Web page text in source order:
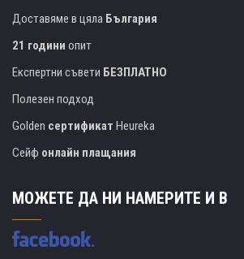
Доставяме в цяла България
21 години опит
Експертни съвети БЕЗПЛАТНО
Полезен подход
Golden сертификат Heureka
Сейф онлайн плащания
МОЖЕТЕ ДА НИ НАМЕРИТЕ И В